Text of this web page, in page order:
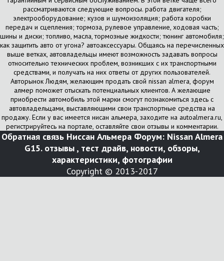
рассматриваются следующие вопросы. работа двигателя;
электрооборудование; кузов и шумоизоляция; работа коробки
передач и сцепления; тормоза, рулевое управление, ходовая часть;
шины и диски; топливо, масла, тормозные жидкости; тюнинг автомобиля;
как защитить авто от угона? автоаксессуары. Общаясь на перечисленных
выше ветках, автовладельцы имеют возможность задавать вопросы
относительно технических проблем, возникших с их транспортными
средствами, и получать на них ответы от других пользователей.
Авторынок Людям, желающим продать свой nissan almera, форум
алмер поможет отыскать потенциальных клиентов. А желающие
приобрести автомобиль этой марки смогут познакомиться здесь с
автовладельцами, выставляющими свои транспортные средства на
продажу. Если у вас имеется нисан альмера, заходите на autoalmera.ru,
регистрируйтесь на портале, оставляйте свои отзывы и комментарии.
Обратная связь Ниссан Альмера Форум: Nissan Almera
G15. отзывы , тест драйв, новости, обзоры,
характеристики, фотографии
Copyright © 2013-2017